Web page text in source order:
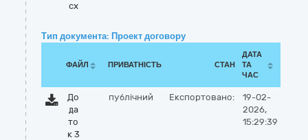
cx
Тип документа: Проект договору
ФАЙЛ ПРИВАТНІСТЬ СТАН
ДАТА
ТА
ЧАС
До
да
то
к 3
публічний Експортовано:
19-02-
2026,
15:29:39